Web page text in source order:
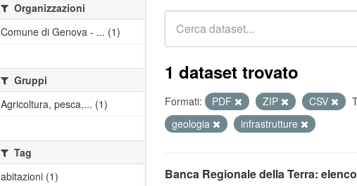
1 dataset trovato
Formati: PDF ZIP CSV
geologia
infrastrutture
Banca Regionale della Terra:
Organizzazioni
Comune di Genova - ... (1)
Gruppi
Agricoltura, pesca,... (1)
Tag
abitazioni (1)